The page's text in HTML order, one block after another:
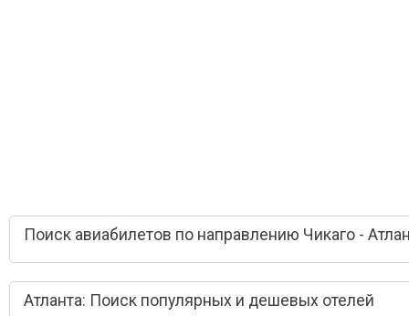
Поиск авиабилетов по направлению Чикаго -
Атланта: Поиск популярных и дешевых отелей